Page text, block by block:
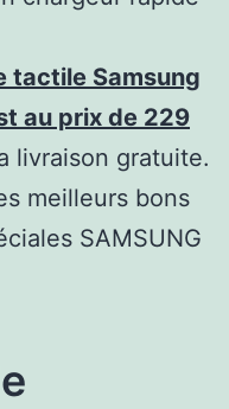
tactile Samsung
au prix de 229
livraison gratuite.
meilleurs bons
SAMSUNG